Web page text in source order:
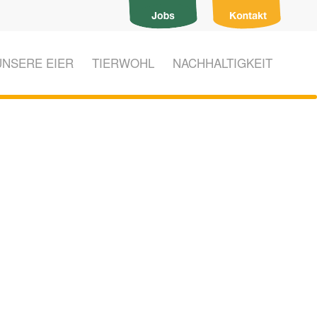
EIER TIERWOHL NACHHALTIGKEIT